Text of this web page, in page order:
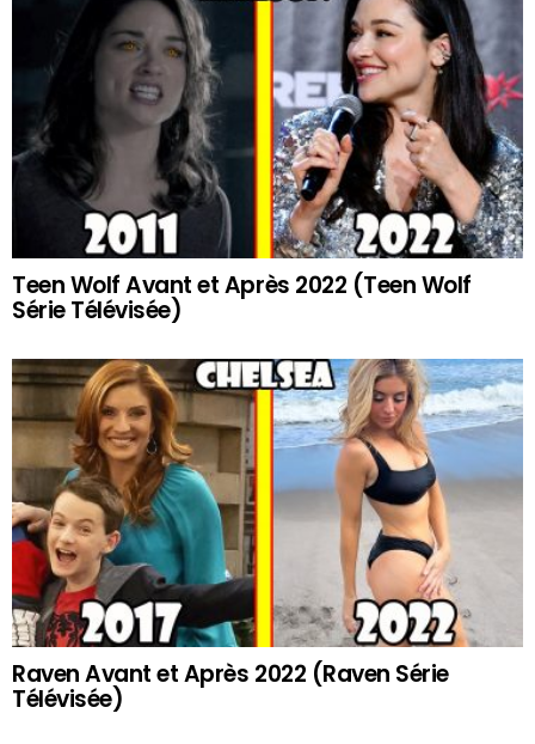
Teen Wolf Avant et Après 2022 (Teen Wolf
Série Télévisée)
Raven Avant et Après 2022 (Raven Série
Télévisée)